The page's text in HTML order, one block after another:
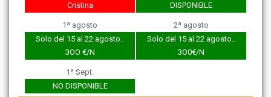
Cristina
DISPONIBLE
1ª agosto
Solo del 15 al 22 agosto..
3OO €/N
2ª agosto
Solo del 15 al 22 agosto..
3O0€/N
1ª Sept.
NO DISPONIBLE